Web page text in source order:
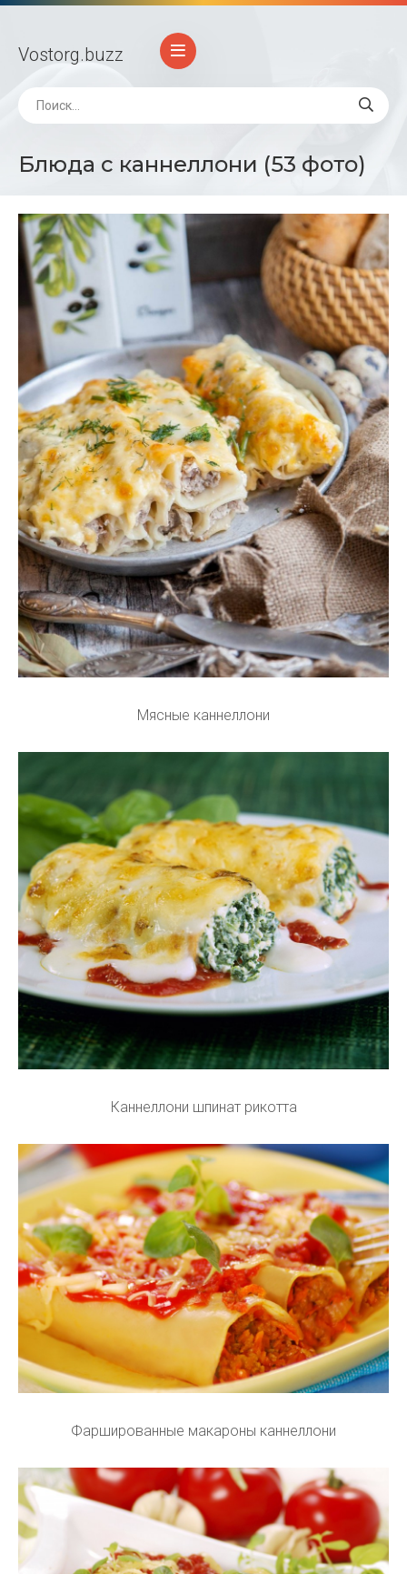
Vostorg.buzz
Блюда с каннеллони (53 фото)
Мясные каннеллони
Каннеллони шпинат рикотта
Фаршированные макароны каннеллони